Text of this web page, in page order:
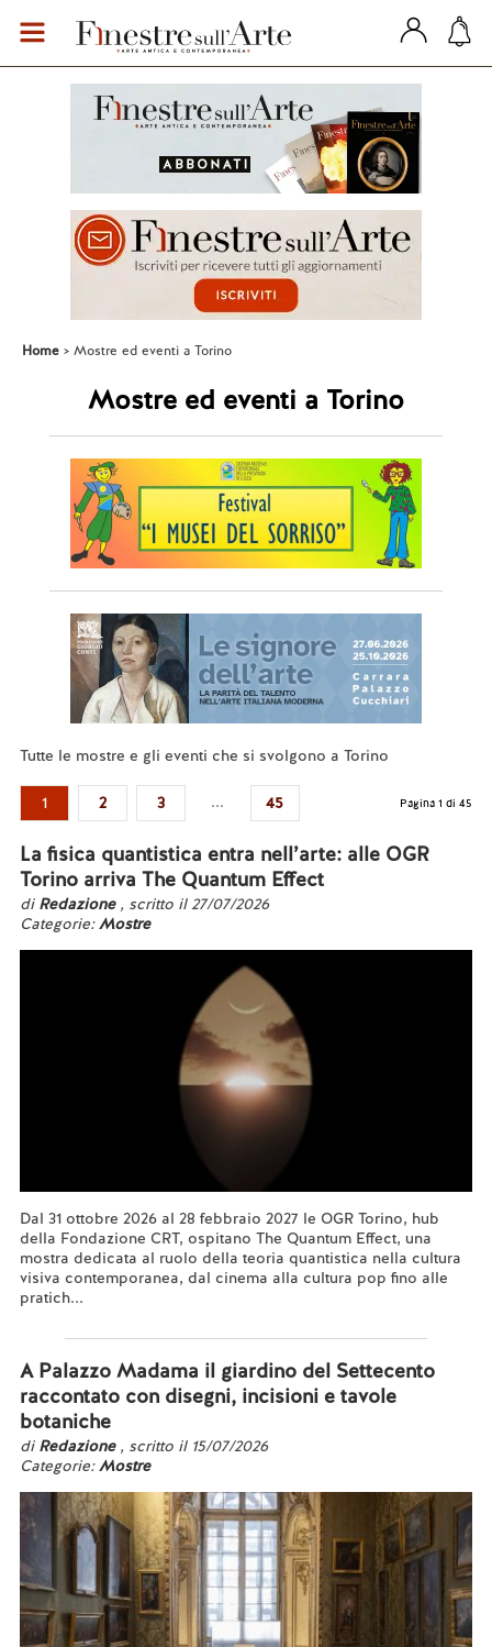
Home Mostre ed eventi a Torino
Mostre ed eventi a Torino
Tutte le mostre e gli eventi che si svolgono a Torino
1 2 3 ... 45 Pagina 1 di 45
La fisica quantistica entra nell’arte: alle OGR
Torino arriva The Quantum Effect
di Redazione , scritto il 27/07/2026
Categorie:Mostre
Dal 31 ottobre 2026 al 28 febbraio 2027 le OGR Torino, hub
della Fondazione CRT, ospitano The Quantum Effect, una
mostra dedicata al ruolo della teoria quantistica nella cultura
visiva contemporanea, dal cinema alla cultura pop fino alle
pratich...
A Palazzo Madama il giardino del Settecento
raccontato con disegni, incisioni e tavole
botaniche
di Redazione , scritto il 15/07/2026
Categorie:Mostre